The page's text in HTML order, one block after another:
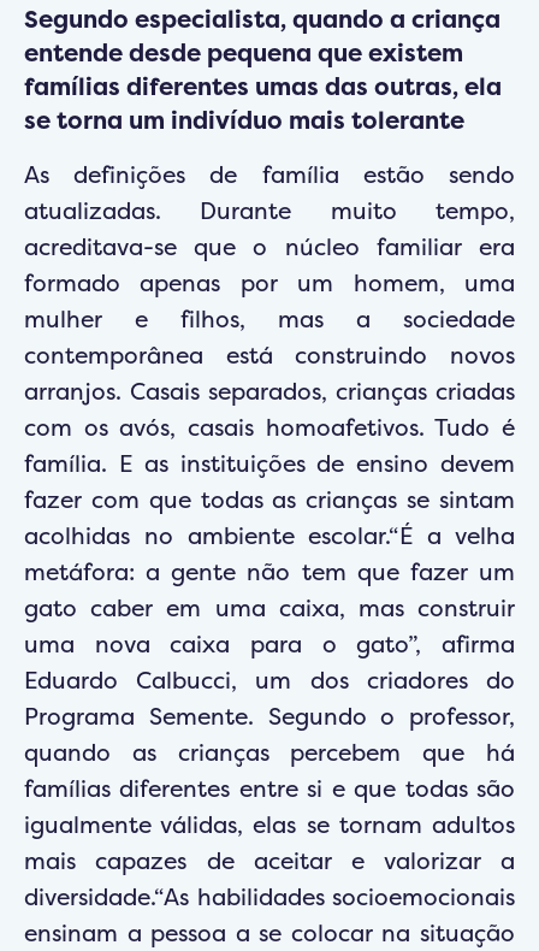
Segundo especialista, quando a criança
entende desde pequena que existem
famílias diferentes umas das outras, ela
se torna um indivíduo mais tolerante
As definições de família estão sendo
atualizadas. Durante muito tempo,
acreditava-se que o núcleo familiar era
formado apenas por um homem, uma
mulher e filhos, mas a sociedade
contemporânea está construindo novos
arranjos. Casais separados, crianças criadas
com os avós, casais homoafetivos. Tudo é
família. E as instituições de ensino devem
fazer com que todas as crianças se sintam
acolhidas no ambiente escolar.“É a velha
metáfora: a gente não tem que fazer um
gato caber em uma caixa, mas construir
uma nova caixa para o gato”, afirma
Eduardo Calbucci, um dos criadores do
Programa Semente. Segundo o professor,
quando as crianças percebem que há
famílias diferentes entre si e que todas são
igualmente válidas, elas se tornam adultos
mais capazes de aceitar e valorizar a
diversidade.“As habilidades socioemocionais
ensinam a pessoa a se colocar na situação